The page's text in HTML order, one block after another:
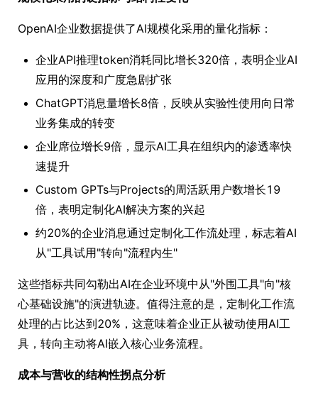
OpenAI企业数据提供了AI规模化采用的量化指标：
企业API推理token消耗同比增长320倍，表明企业AI
应用的深度和广度急剧扩张
ChatGPT消息量增长8倍，反映从实验性使用向日常
业务集成的转变
企业席位增长9倍，显示AI工具在组织内的渗透率快
速提升
Custom GPTs与Projects的周活跃用户数增长19
倍，表明定制化AI解决方案的兴起
约20%的企业消息通过定制化工作流处理，标志着AI
从"工具试用"转向"流程内生"
这些指标共同勾勒出AI在企业环境中从"外围工具"向"核
心基础设施"的演进轨迹。值得注意的是，定制化工作流
处理的占比达到20%，这意味着企业正从被动使用AI工
具，转向主动将AI嵌入核心业务流程。
成本与营收的结构性拐点分析